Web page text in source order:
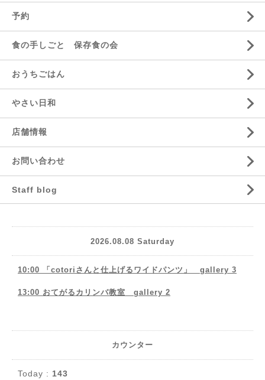
予約
食の手しごと 保存食の会
おうちごはん
やさい日和
店舗情報
お問い合わせ
Staff blog
2026.08.08 Saturday
10:00 「cotoriさんと仕上げるワイドパンツ」 gallery 3
13:00 おてがるカリンバ教室 gallery 2
カウンター
Today : 143